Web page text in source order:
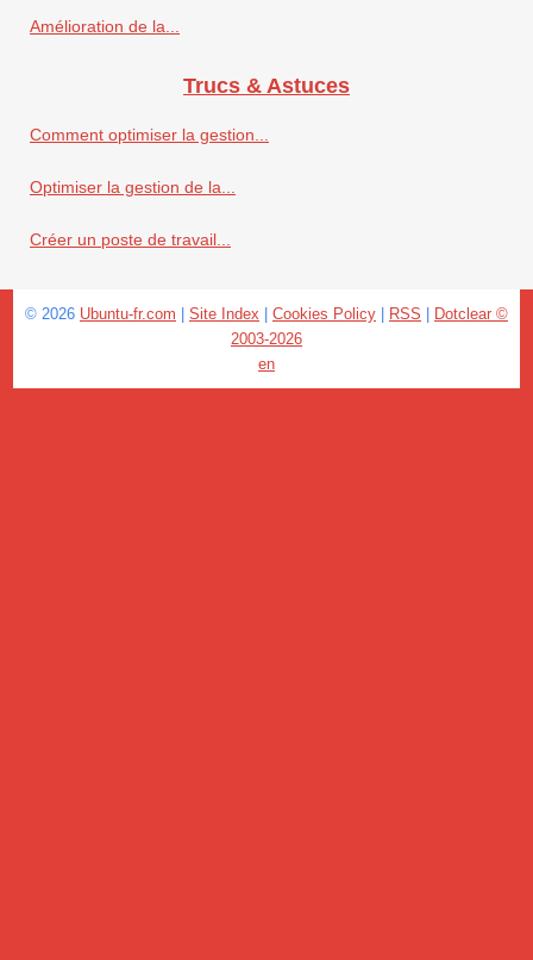
Amélioration de la...
Trucs & Astuces
Comment optimiser la gestion...
Optimiser la gestion de la...
Créer un poste de travail...
© 2026 Ubuntu-fr.com Site Index Cookies Policy RSS
Dotclear ©
2003-2026
en